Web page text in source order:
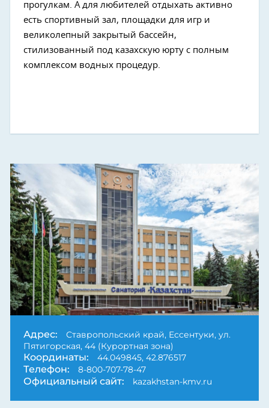
прогулкам. А для любителей отдыхать активно
есть спортивный зал, площадки для игр и
великолепный закрытый бассейн,
стилизованный под казахскую юрту с полным
комплексом водных процедур.
Фото: Санаторий "Казахстан"
Адрес:
Ставропольский край, Ессентуки, ул.
Пятигорская, 44 (Курортная зона)
Координаты: 44.049845, 42.876517
Телефон: 8-800-707-78-47
Официальный сайт: kazakhstan-kmv.ru
Next